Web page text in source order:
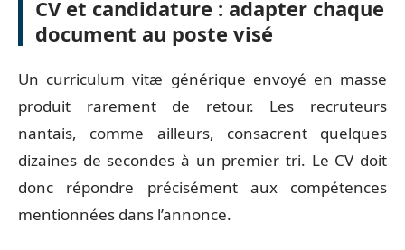
CV et candidature : adapter chaque
document au poste visé
Un curriculum vitæ générique envoyé en masse
produit rarement de retour. Les recruteurs
nantais, comme ailleurs, consacrent quelques
dizaines de secondes à un premier tri. Le CV doit
donc répondre précisément aux compétences
mentionnées dans l’annonce.